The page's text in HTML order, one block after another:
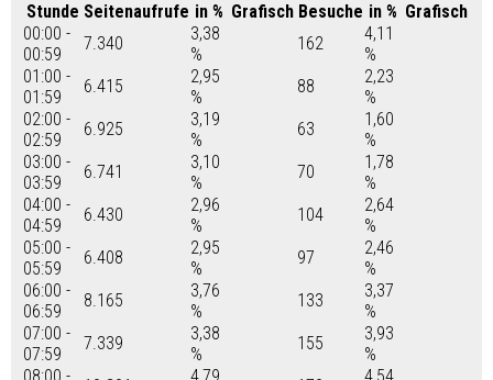
Stunde Seitenaufrufe in % Grafisch Besuche in % Grafisch
00:00 -
00:59
7.340
3,38
%
162
4,11
%
01:00 -
01:59
6.415
2,95
%
88
2,23
%
02:00 -
02:59
6.925
3,19
%
63
1,60
%
03:00 -
03:59
6.741
3,10
%
70
1,78
%
04:00 -
04:59
6.430
2,96
%
104
2,64
%
05:00 -
05:59
6.408
2,95
%
97
2,46
%
06:00 -
06:59
8.165
3,76
%
133
3,37
%
07:00 -
07:59
7.339
3,38
%
155
3,93
%